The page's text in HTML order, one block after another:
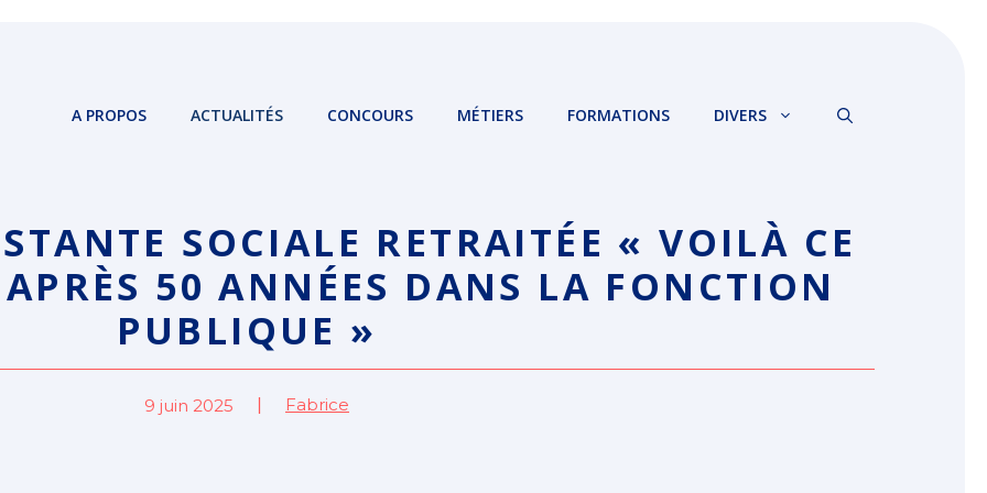
A PROPOS ACTUALITÉS CONCOURS MÉTIERS FORMATIONS DIVERS
SOCIALE RETRAITÉE « VOILÀ CE
50 ANNÉES DANS LA FONCTION
PUBLIQUE »
9 juin 2025 Fabrice